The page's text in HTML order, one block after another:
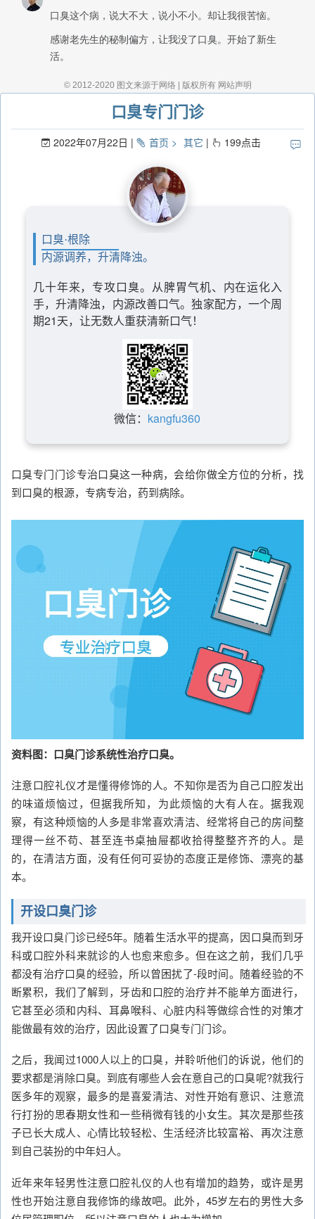
口臭专门门诊
2022年07月22日 首页 其它 199点击
口臭·根除
内源调养，升清降浊。
几十年来，专攻口臭。从脾胃气机、内在运化入
手，升清降浊，内源改善口气。独家配方，一个周
期21天，让无数人重获清新口气！
微信： kangfu360
口臭专门门诊专治口臭这一种病，会给你做全方位的分析，找
到口臭的根源，专病专治，药到病除。
资料图：口臭门诊系统性治疗口臭。
注意口腔礼仪才是懂得修饰的人。不知你是否为自己口腔发出
的味道烦恼过，但据我所知，为此烦恼的大有人在。据我观
察，有这种烦恼的人多是非常喜欢清洁、经常将自己的房间整
理得一丝不苟、甚至连书桌抽屉都收拾得整整齐齐的人。是
的，在清洁方面，没有任何可妥协的态度正是修饰、漂亮的基
本。
开设口臭门诊
我开设口臭门诊已经5年。随着生活水平的提高，因口臭而到牙
科或口腔外科来就诊的人也愈来愈多。但在这之前，我们几乎
都没有治疗口臭的经验，所以曾困扰了-段时间。随着经验的不
断累积，我们了解到，牙齿和口腔的治疗并不能单方面进行，
它甚至必须和内科、耳鼻喉科、心脏内科等做综合性的对策才
能做最有效的治疗，因此设置了口臭专门门诊。
之后，我闻过1000人以上的口臭，并聆听他们的诉说，他们的
要求都是消除口臭。到底有哪些人会在意自己的口臭呢?就我行
医多年的观察，最多的是喜爱清洁、对性开始有意识、注意流
行打扮的思春期女性和一些稍微有钱的小女生。其次是那些孩
子已长大成人、心情比较轻松、生活经济比较富裕、再次注意
到自己装扮的中年妇人。
近年来年轻男性注意口腔礼仪的人也有增加的趋势，或许是男
性也开始注意自我修饰的缘故吧。此外，45岁左右的男性大多